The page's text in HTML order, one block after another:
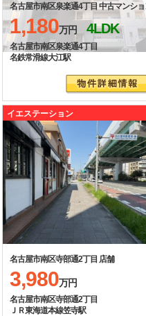
名古屋市南区泉楽通4丁目 中古マンシ
1,180万円 4LDK
名古屋市南区泉楽通4丁目
名鉄常滑線大江駅
イエステーション
名古屋市南区寺部通2丁目 店舗
3,980万円
名古屋市南区寺部通2丁目
ＪＲ東海道本線笠寺駅